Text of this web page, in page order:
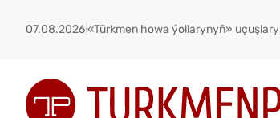
07.08.2026«Türkmen howa ýollarynyň» uçuşlary